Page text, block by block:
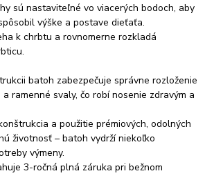
sú nastaviteľné vo viacerých bodoch, aby
výške a postave dieťaťa.
k chrbtu a rovnomerne rozkladá
batoh zabezpečuje správne rozloženie
ramenné svaly, čo robí nosenie zdravým a
a použitie prémiových, odolných
životnosť – batoh vydrží niekoľko
výmeny.
3-ročná plná záruka pri bežnom